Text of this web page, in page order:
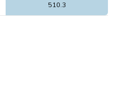
510.3